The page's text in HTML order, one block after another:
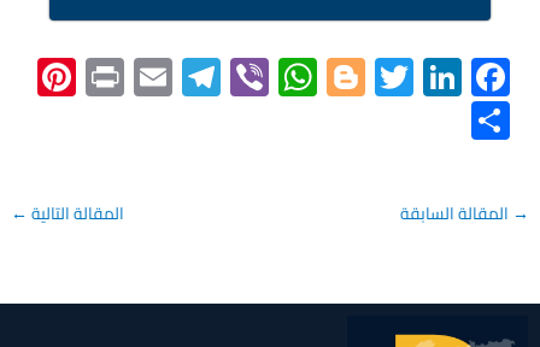
F
ac
e
b
o
Li
nk
dI
n
T
wi
Bl
o
W
h
p
Vi
b
Te
le
E
m
Pr
in
Pi
nt
es
t
S
h
ar
e → المقالة السابقة المقالة التالية←